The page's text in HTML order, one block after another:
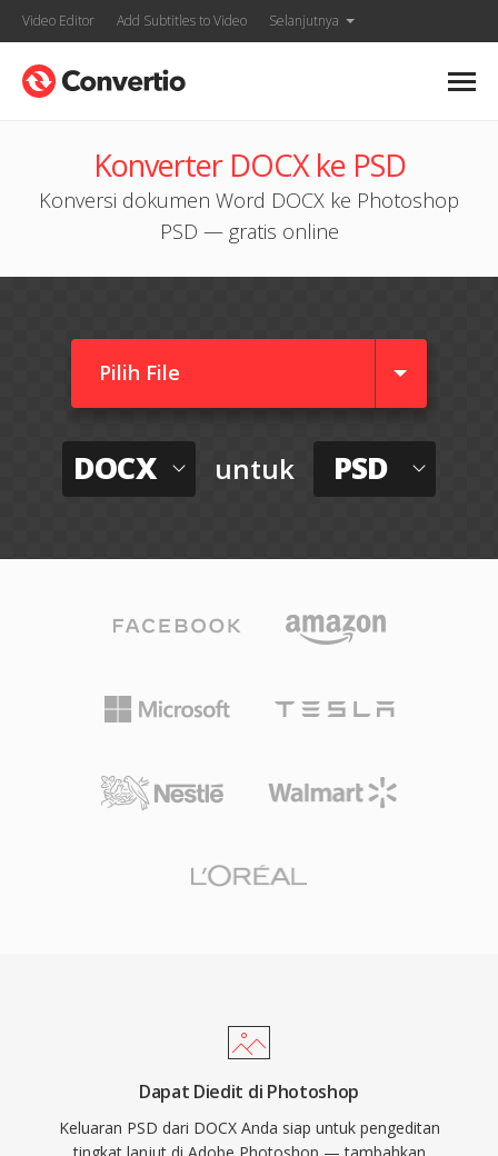
Video Editor Add Subtitles to Video Selanjutnya
Konverter DOCX ke PSD
Konversi dokumen Word DOCX ke Photoshop
PSD — gratis online
Pilih File
DOCX untuk PSD
Dapat Diedit di Photoshop
Keluaran PSD dari DOCX Anda siap untuk pengeditan